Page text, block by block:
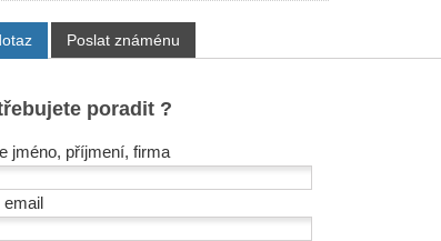
Poslat známénu
poradit ?
jméno, příjmení, firma